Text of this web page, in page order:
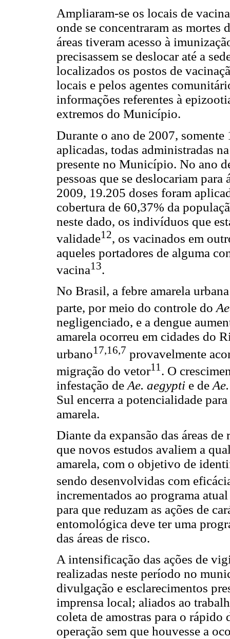
Ampliaram-se os locais de
onde se concentraram as mortes
áreas tiveram acesso à
precisassem se deslocar até a
localizados os postos de
locais e pelos agentes
informações referentes à
extremos do Município.
Durante o ano de 2007, somente
aplicadas, todas administradas
presente no Município. No ano
pessoas que se deslocariam para
2009, 19.205 doses foram
cobertura de 60,37% da
neste dado, os indivíduos que
validade12, os vacinados em
aqueles portadores de alguma
vacina13.
No Brasil, a febre amarela
parte, por meio do controle do
negligenciado, e a dengue
amarela ocorreu em cidades do
urbano17,16,7 provavelmente
migração do vetor11 . O
infestação de Ae. aegypti e de
Sul encerra a potencialidade
amarela.
Diante da expansão das áreas
que novos estudos avaliem a
amarela, com o objetivo de
sendo desenvolvidas com
incrementados ao programa
para que reduzam as ações de
entomológica deve ter uma
das áreas de risco.
A intensificação das ações de
realizadas neste período no
divulgação e esclarecimentos
imprensa local; aliados ao
coleta de amostras para o
operação sem que houvesse a